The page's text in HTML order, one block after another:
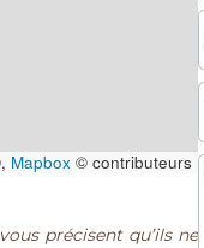
Mapbox © contributeurs
précisent qu’ils ne